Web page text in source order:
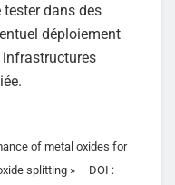
dans des
déploiement
infrastructures
of metal oxides for
splitting » – DOI :